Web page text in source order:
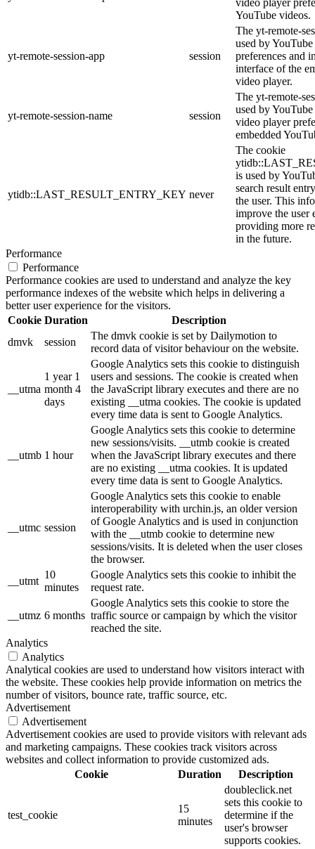
video player
YouTube videos.
yt-remote-session-app session
The yt-remote-
used by
preferences and
interface of the
video player.
yt-remote-session-name session
The yt-remote-
used by
video player
embedded
ytidb::LAST_RESULT_ENTRY_KEY never
The cookie
is used by
search result
the user. This
improve the user
providing more
in the future.
Performance
Performance
Performance cookies are used to understand and analyze the key
performance indexes of the website which helps in delivering a
better user experience for the visitors.
Cookie Duration
Description
dmvk
session
The dmvk cookie is set by Dailymotion to
record data of visitor behaviour on the website.
__utma
1 year 1
month 4
days
Google Analytics sets this cookie to distinguish
users and sessions. The cookie is created when
the JavaScript library executes and there are no
existing __utma cookies. The cookie is updated
every time data is sent to Google Analytics.
__utmb 1 hour
Google Analytics sets this cookie to determine
new sessions/visits. __utmb cookie is created
when the JavaScript library executes and there
are no existing __utma cookies. It is updated
every time data is sent to Google Analytics.
__utmc session
Google Analytics sets this cookie to enable
interoperability with urchin.js, an older version
of Google Analytics and is used in conjunction
with the __utmb cookie to determine new
sessions/visits. It is deleted when the user closes
the browser.
__utmt
10
minutes
Google Analytics sets this cookie to inhibit the
request rate.
__utmz 6 months
Google Analytics sets this cookie to store the
traffic source or campaign by which the visitor
reached the site.
Analytics
Analytics
Analytical cookies are used to understand how visitors interact with
the website. These cookies help provide information on metrics the
number of visitors, bounce rate, traffic source, etc.
Advertisement
Advertisement
Advertisement cookies are used to provide visitors with relevant ads
and marketing campaigns. These cookies track visitors across
websites and collect information to provide customized ads.
Cookie
Duration Description
test_cookie
15
minutes
doubleclick.net
sets this cookie to
determine if the
user's browser
supports cookies.